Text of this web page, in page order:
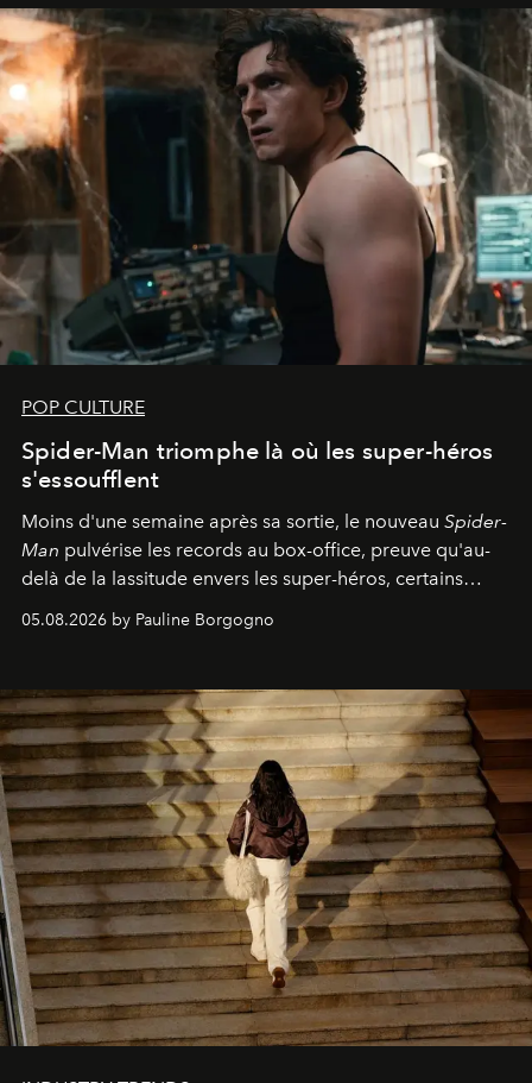
POP CULTURE
Spider-Man triomphe là où les super-héros
s'essoufflent
Moins d'une semaine après sa sortie, le nouveau Spider-
Man pulvérise les records au box-office, preuve qu'au-
delà de la lassitude envers les super-héros, certains
personnages continuent de susciter une ferveur intacte.
05.08.2026 by Pauline Borgogno